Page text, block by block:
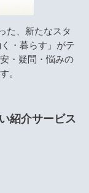
た、新たなスタ
・暮らす」がテ
・疑問・悩みの
。
紹介サービス